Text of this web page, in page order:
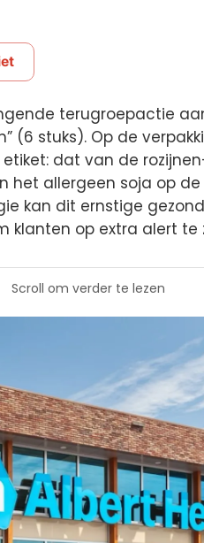
terugroepactie
(6 stuks). Op de
dat van de
het allergeen soja op
kan dit ernstige
klanten op extra alert te
Scroll om verder te lezen